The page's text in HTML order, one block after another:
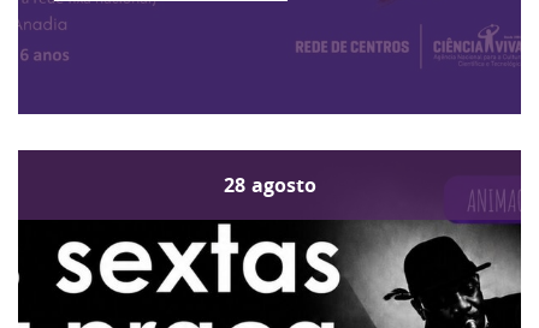
28 agosto